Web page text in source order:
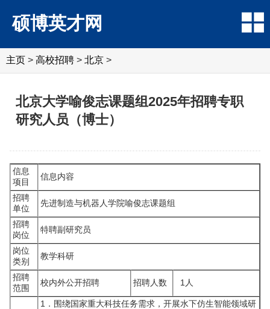
硕博英才网
主页 > 高校招聘 > 北京 >
北京大学喻俊志课题组2025年招聘专职
研究人员（博士）
信息
项目
信息内容
招聘
单位
先进制造与机器人学院喻俊志课题组
招聘
岗位
特聘副研究员
岗位
类别
教学科研
招聘
范围
校内外公开招聘 招聘人数 1人
1．围绕国家重大科技任务需求，开展水下仿生智能领域研